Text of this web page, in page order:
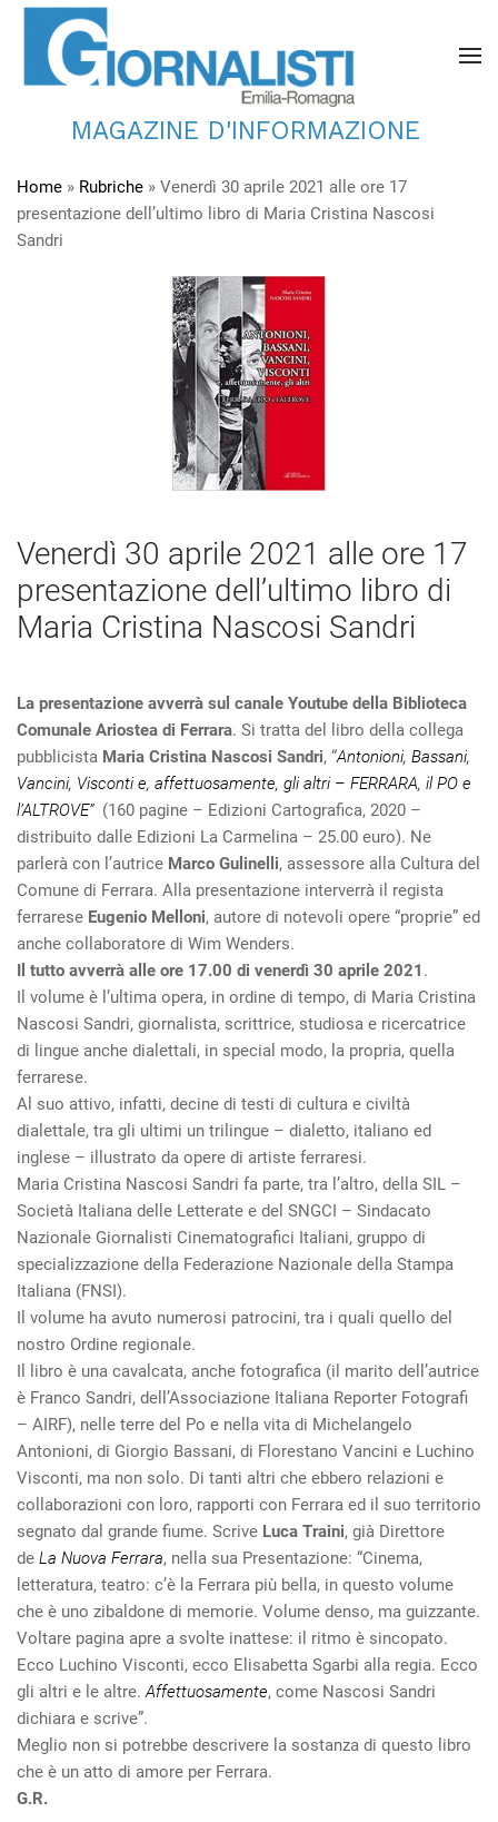
MAGAZINE D'INFORMAZIONE
Home » Rubriche » Venerdì 30 aprile 2021 alle ore 17
presentazione dell’ultimo libro di Maria Cristina Nascosi
Sandri
Venerdì 30 aprile 2021 alle ore 17
presentazione dell’ultimo libro di
Maria Cristina Nascosi Sandri
La presentazione avverrà sul canale Youtube della Biblioteca
Comunale Ariostea di Ferrara. Si tratta del libro della collega
pubblicista Maria Cristina Nascosi Sandri, “Antonioni, Bassani,
Vancini, Visconti e, affettuosamente, gli altri – FERRARA, il PO e
l’ALTROVE” (160 pagine – Edizioni Cartografica, 2020 –
distribuito dalle Edizioni La Carmelina – 25.00 euro). Ne
parlerà con l’autrice Marco Gulinelli, assessore alla Cultura del
Comune di Ferrara. Alla presentazione interverrà il regista
ferrarese Eugenio Melloni, autore di notevoli opere “proprie” ed
anche collaboratore di Wim Wenders.
Il tutto avverrà alle ore 17.00 di venerdì 30 aprile 2021 .
Il volume è l’ultima opera, in ordine di tempo, di Maria Cristina
Nascosi Sandri, giornalista, scrittrice, studiosa e ricercatrice
di lingue anche dialettali, in special modo, la propria, quella
ferrarese.
Al suo attivo, infatti, decine di testi di cultura e civiltà
dialettale, tra gli ultimi un trilingue – dialetto, italiano ed
inglese – illustrato da opere di artiste ferraresi.
Maria Cristina Nascosi Sandri fa parte, tra l’altro, della SIL –
Società Italiana delle Letterate e del SNGCI – Sindacato
Nazionale Giornalisti Cinematografici Italiani, gruppo di
specializzazione della Federazione Nazionale della Stampa
Italiana (FNSI).
Il volume ha avuto numerosi patrocini, tra i quali quello del
nostro Ordine regionale.
Il libro è una cavalcata, anche fotografica (il marito dell’autrice
è Franco Sandri, dell’Associazione Italiana Reporter Fotografi
– AIRF), nelle terre del Po e nella vita di Michelangelo
Antonioni, di Giorgio Bassani, di Florestano Vancini e Luchino
Visconti, ma non solo. Di tanti altri che ebbero relazioni e
collaborazioni con loro, rapporti con Ferrara ed il suo territorio
segnato dal grande fiume. Scrive Luca Traini, già Direttore
de La Nuova Ferrara, nella sua Presentazione: “Cinema,
letteratura, teatro: c’è la Ferrara più bella, in questo volume
che è uno zibaldone di memorie. Volume denso, ma guizzante.
Voltare pagina apre a svolte inattese: il ritmo è sincopato.
Ecco Luchino Visconti, ecco Elisabetta Sgarbi alla regia. Ecco
gli altri e le altre.Affettuosamente, come Nascosi Sandri
dichiara e scrive”.
Meglio non si potrebbe descrivere la sostanza di questo libro
che è un atto di amore per Ferrara.
G.R.